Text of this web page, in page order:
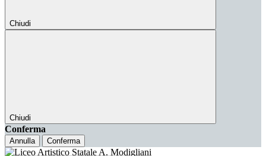
Chiudi
Chiudi
Conferma
Annulla Conferma